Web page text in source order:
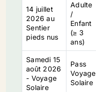
14 juillet
2026 au
Sentier
pieds nus
Adulte
/
Enfant
(≥ 3
ans)
Samedi 15
août 2026
- Voyage
Solaire
Pass
Voyage
Solaire